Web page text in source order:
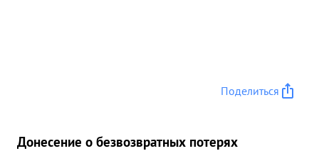
Поделиться
Донесение о безвозвратных потерях